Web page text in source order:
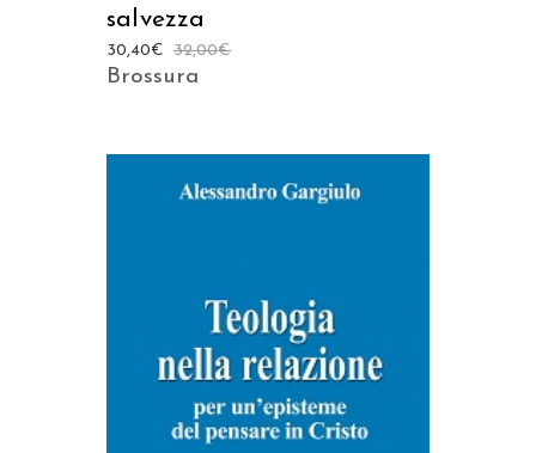
salvezza
32,00€
30,40€
Brossura
AGGIUNGI AL CARRELLO